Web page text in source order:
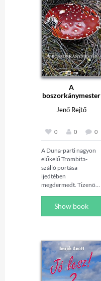
A
boszorkánymester
Jenő Rejtő
0 0 0
A Duna-parti nagyon
előkelő Trombita-
szálló portása
ijedtében
megdermedt. Tizenöt
kabátban, a
kocsifelhajtó előtt, de
mentőautó jön,
szabályszerű
szirénázással, majd
elkanyarodik a
hídfőnél, megáll a
Show book